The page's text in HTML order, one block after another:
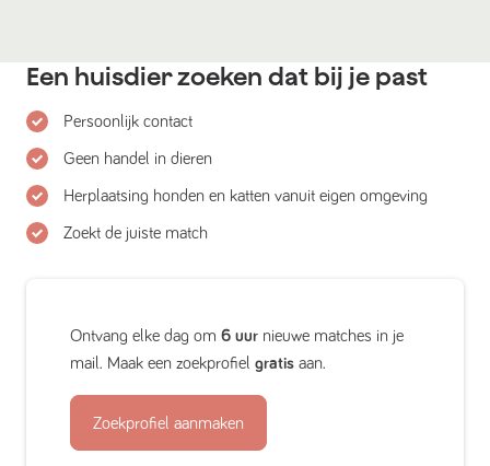
Een huisdier zoeken dat bij je past
Persoonlijk contact
Geen handel in dieren
Herplaatsing honden en katten vanuit eigen omgeving
Zoekt de juiste match
Ontvang elke dag om 6 uur nieuwe matches in je
mail. Maak een zoekprofiel gratis aan.
Zoekprofiel aanmaken